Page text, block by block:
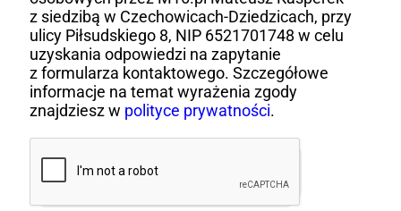
z siedzibą w Czechowicach-Dziedzicach, przy
ulicy Piłsudskiego 8, NIP 6521701748 w celu
uzyskania odpowiedzi na zapytanie
z formularza kontaktowego. Szczegółowe
informacje na temat wyrażenia zgody
znajdziesz w polityce prywatności.